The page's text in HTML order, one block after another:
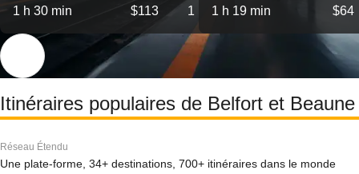
1 h 30 min $113 1 1 h 19 min $64
Itinéraires populaires de Belfort et Beaune
Réseau Étendu
Une plate-forme, 34+ destinations, 700+ itinéraires dans le monde